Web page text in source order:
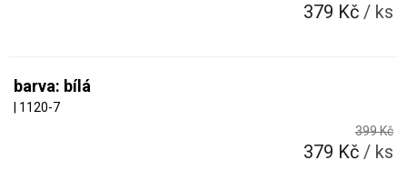
379 Kč / ks
barva: bílá
| 1120-7
399 Kč
379 Kč / ks